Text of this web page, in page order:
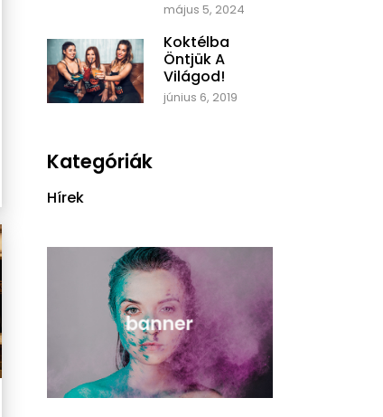
május 5, 2024
Koktélba
Öntjük A
Világod!
június 6, 2019
Kategóriák
Hírek